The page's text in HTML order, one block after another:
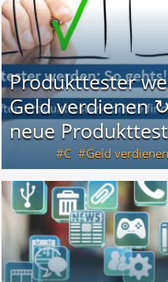
Produkttester
Geld verdienen
neue
C Geld verdienen
Täglich neue Produkttests